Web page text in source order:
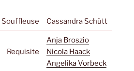
Souffleuse Cassandra Schütt
Requisite
Anja Broszio
Nicola Haack
Angelika Vorbeck